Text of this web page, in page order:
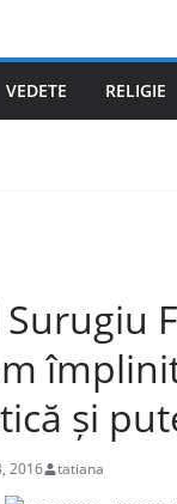
VEDETE RELIGIE
Surugiu
și
2016 tatiana